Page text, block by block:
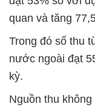
quan và tăng
Trong đó số thu
nước ngoài đạt
kỳ.
Nguồn thu